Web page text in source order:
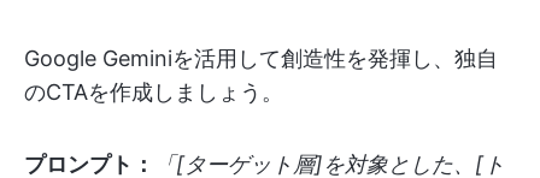
Google Geminiを活用して創造性を発揮し、独自
のCTAを作成しましょう。
プロンプト：
「[ターゲット層]を対象とした、[ト